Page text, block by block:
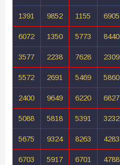
1391 9852 1155 6905
6072 1350 5773 8440
3577 2238 7628 2309
5572 2691 5469 5860
2400 9649 6220 6827
5088 5818 5391 3232
5675 9324 8263 4283
6703 5917 6701 4788